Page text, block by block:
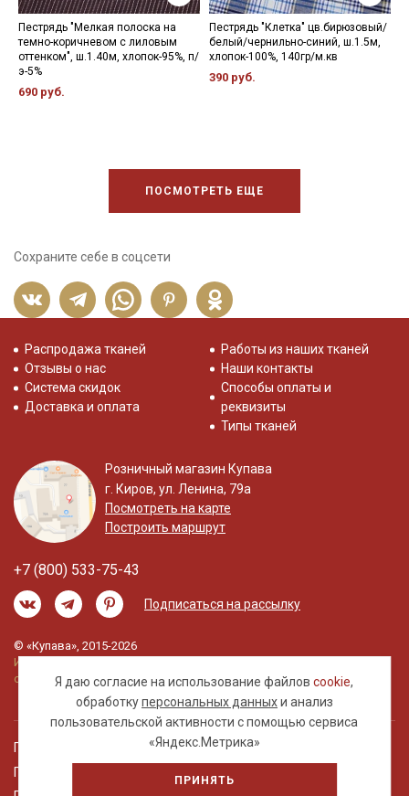
Пестрядь "Мелкая полоска на
темно-коричневом с лиловым
оттенком", ш.1.40м, хлопок-95%, п/
э-5%
690 руб.
Пестрядь "Клетка" цв.бирюзовый/
белый/чернильно-синий, ш.1.5м,
хлопок-100%, 140гр/м.кв
390 руб.
ПОСМОТРЕТЬ ЕЩЕ
Сохраните себе в соцсети
Я даю согласие на использование файловcookie,
обработкуперсональных данныхи анализ
пользовательской активности с помощью сервиса
«Яндекс.Метрика»
ПРИНЯТЬ
Распродажа тканей
Отзывы о нас
Система скидок
Доставка и оплата
Работы из наших тканей
Наши контакты
Способы оплаты и
реквизиты
Типы тканей
Розничный магазин Купава
г. Киров, ул. Ленина, 79а
Посмотреть на карте
Построить маршрут
+7 (800) 533-75-43
Подписаться на рассылку
© «Купава», 2015-2026
Информация на сайте не является публичной
офертой.
Правовая информация
Политика обработки персональных данных